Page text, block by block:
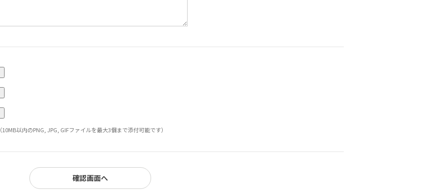
（10MB以内のPNG, JPG, GIFファイルを最大3個まで添付可能です）